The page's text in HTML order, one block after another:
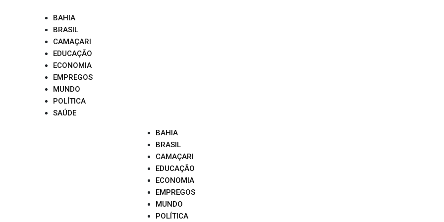
BAHIA
BRASIL
CAMAÇARI
EDUCAÇÃO
ECONOMIA
EMPREGOS
MUNDO
POLÍTICA
SAÚDE
BAHIA
BRASIL
CAMAÇARI
EDUCAÇÃO
ECONOMIA
EMPREGOS
MUNDO
POLÍTICA